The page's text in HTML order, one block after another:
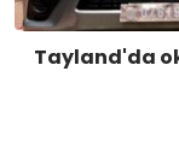
Tayland'da